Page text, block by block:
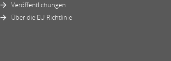
Veröffentlichungen
Über die EU-Richtlinie